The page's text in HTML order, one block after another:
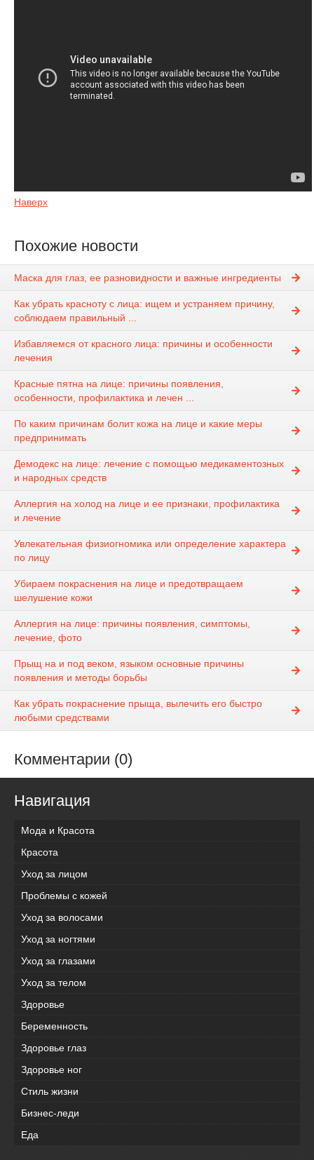
Наверх
Похожие новости
Маска для глаз, ее разновидности и важные ингредиенты
Как убрать красноту с лица: ищем и устраняем причину,
соблюдаем правильный ...
Избавляемся от красного лица: причины и особенности
лечения
Красные пятна на лице: причины появления,
особенности, профилактика и лечен ...
По каким причинам болит кожа на лице и какие меры
предпринимать
Демодекс на лице: лечение с помощью медикаментозных
и народных средств
Аллергия на холод на лице и ее признаки, профилактика
и лечение
Увлекательная физиогномика или определение характера
по лицу
Убираем покраснения на лице и предотвращаем
шелушение кожи
Аллергия на лице: причины появления, симптомы,
лечение, фото
Прыщ на и под веком, языком основные причины
появления и методы борьбы
Как убрать покраснение прыща, вылечить его быстро
любыми средствами
Комментарии (0)
Навигация
Мода и Красота
Красота
Уход за лицом
Проблемы с кожей
Уход за волосами
Уход за ногтями
Уход за глазами
Уход за телом
Здоровье
Беременность
Здоровье глаз
Здоровье ног
Стиль жизни
Бизнес-леди
Еда